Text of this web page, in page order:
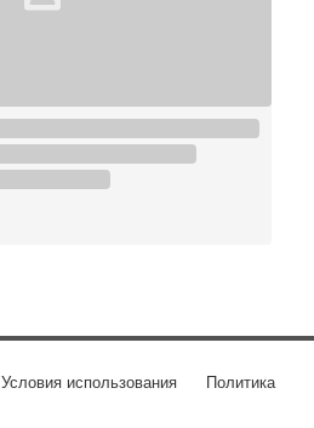
Условия использования
Политика